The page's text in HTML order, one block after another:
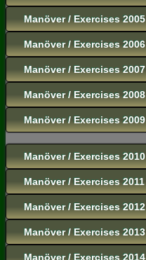
Manöver / Exercises 2005
Manöver / Exercises 2006
Manöver / Exercises 2007
Manöver / Exercises 2008
Manöver / Exercises 2009
Manöver / Exercises 2010
Manöver / Exercises 2011
Manöver / Exercises 2012
Manöver / Exercises 2013
Manöver / Exercises 2014